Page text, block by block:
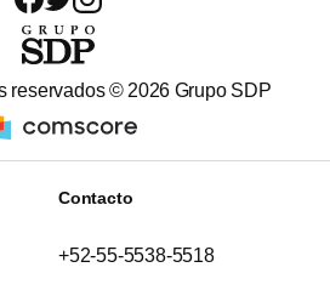
reservados © 2026 Grupo SDP
Contacto
+52-55-5538-5518